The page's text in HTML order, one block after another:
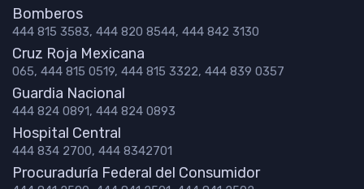
Bomberos
444 815 3583, 444 820 8544, 444 842 3130
Cruz Roja Mexicana
065, 444 815 0519, 444 815 3322, 444 839 0357
Guardia Nacional
444 824 0891, 444 824 0893
Hospital Central
444 834 2700, 444 8342701
Procuraduría Federal del Consumidor